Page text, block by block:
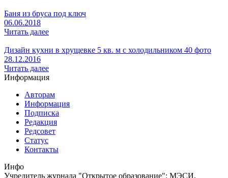
Баня из бруса под ключ
06.06.2018
Читать далее
Дизайн кухни в хрущевке 5 кв. м с холодильником 40 фото
28.12.2016
Читать далее
Информация
Авторам
Информация
Подписка
Редакция
Редсовет
Статус
Контакты
Инфо
Учредитель журнала "Открытое образование": МЭСИ.